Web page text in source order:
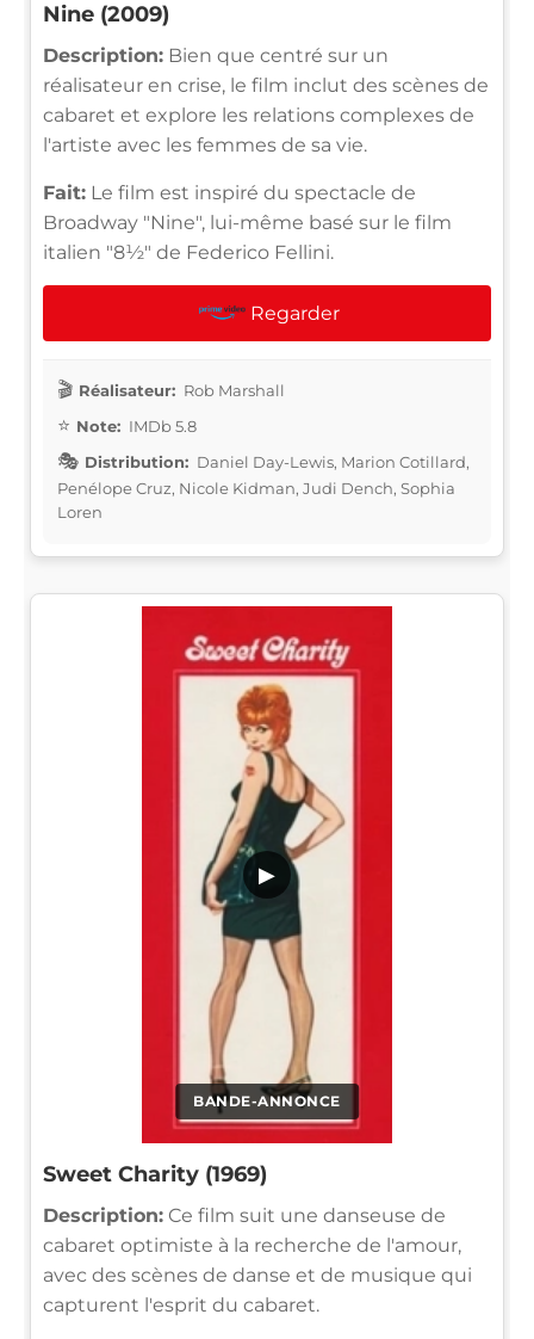
Nine (2009)
Description: Bien que centré sur un
réalisateur en crise, le film inclut des scènes de
cabaret et explore les relations complexes de
l'artiste avec les femmes de sa vie.
Fait: Le film est inspiré du spectacle de
Broadway "Nine", lui-même basé sur le film
italien "8½" de Federico Fellini.
Regarder
Réalisateur: Rob Marshall
Note: IMDb 5.8
Distribution: Daniel Day-Lewis, Marion Cotillard,
Penélope Cruz, Nicole Kidman, Judi Dench, Sophia
Loren
BANDE-ANNONCE
▶
Sweet Charity (1969)
Description: Ce film suit une danseuse de
cabaret optimiste à la recherche de l'amour,
avec des scènes de danse et de musique qui
capturent l'esprit du cabaret.